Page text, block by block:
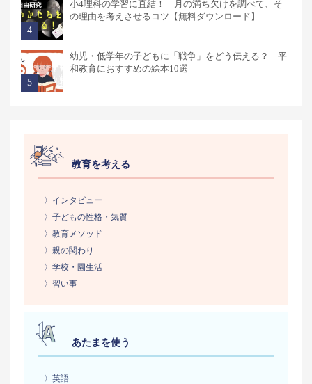
小4理科の学習に直結！ 月の満ち欠けを調べて、そ
の理由を考えさせるコツ【無料ダウンロード】
幼児・低学年の子どもに「戦争」をどう伝える？ 平
和教育におすすめの絵本10選
教育を考える
〉インタビュー
〉子どもの性格・気質
〉教育メソッド
〉親の関わり
〉学校・園生活
〉習い事
あたまを使う
〉英語